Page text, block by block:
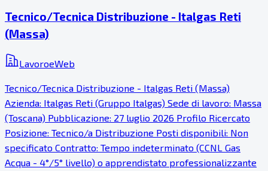
Tecnico/Tecnica Distribuzione - Italgas Reti
(Massa)
LavoroeWeb
Tecnico/Tecnica Distribuzione - Italgas Reti (Massa)
Azienda: Italgas Reti (Gruppo Italgas) Sede di lavoro: Massa
(Toscana) Pubblicazione: 27 luglio 2026 Profilo Ricercato
Posizione: Tecnico/a Distribuzione Posti disponibili: Non
specificato Contratto: Tempo indeterminato (CCNL Gas
Acqua - 4°/5° livello) o apprendistato professionalizzante